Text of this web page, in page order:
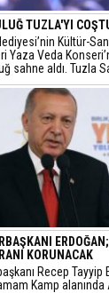
TUZLA'YI
Kültür-
Yaza Veda
sahne aldı. Tuzla
yağmur
konsere katılanlar
anlar yaşadılar.
KORUNACAK
Recep Tayyip
Kamp alanında